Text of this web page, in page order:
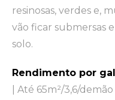
resinosas, verdes e,
vão ficar submersas
solo.
Rendimento por
| Até 65m²/3,6/